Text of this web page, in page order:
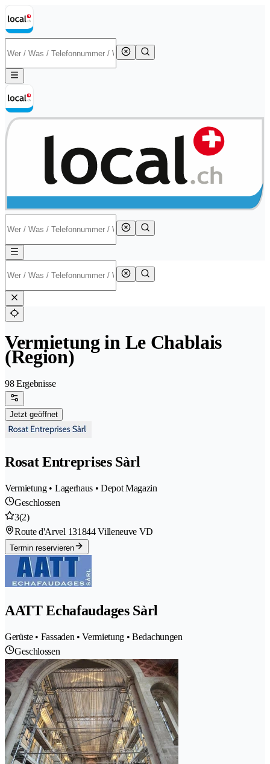
Vermietung in Le Chablais
(Region)
98 Ergebnisse
Jetzt geöffnet
Rosat Entreprises Sàrl
Vermietung • Lagerhaus • Depot Magazin
Geschlossen
3(2)
Route d'Arvel 131844 Villeneuve VD
Termin reservieren
AATT Echafaudages Sàrl
Gerüste • Fassaden • Vermietung • Bedachungen
Geschlossen